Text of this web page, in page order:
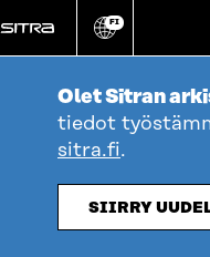
suoraan
sisältöön
Vaihda
kieli
FI
Olet Sitran
tiedot
sitra.fi.
SIIRRY